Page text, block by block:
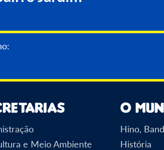
e Meio Ambiente
O
Hino,
História